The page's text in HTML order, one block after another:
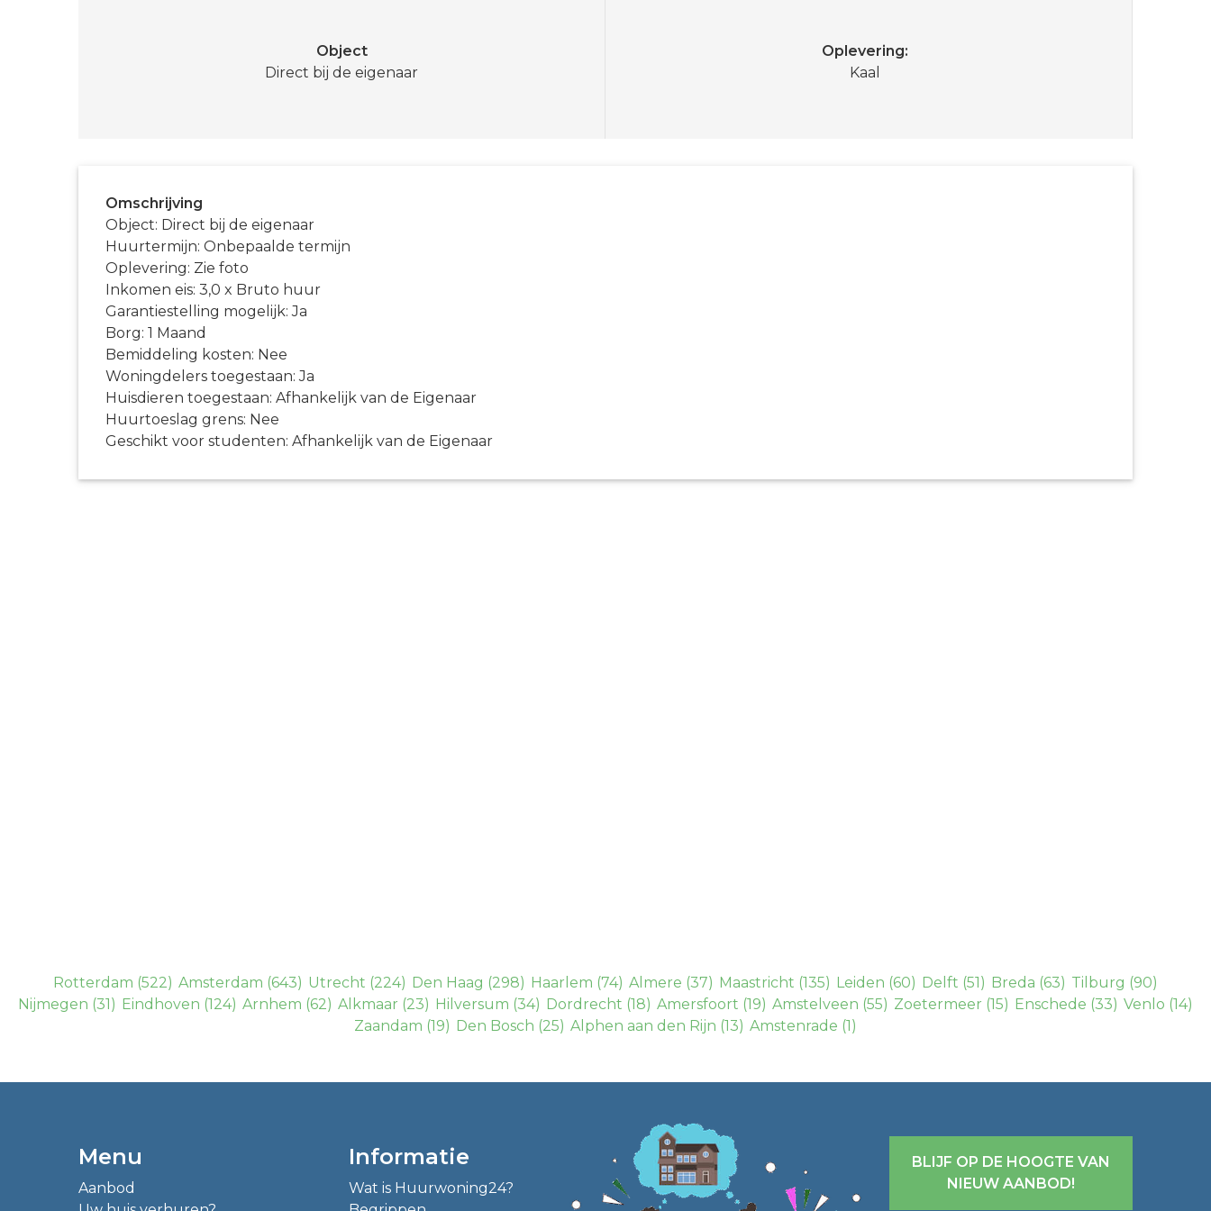
Object
Direct bij de eigenaar
Oplevering
Kaal
Omschrijving
Object: Direct bij de eigenaar
Huurtermijn: Onbepaalde termijn
Oplevering: Zie foto
Inkomen eis: 3,0 x Bruto huur
Garantiestelling mogelijk: Ja
Borg: 1 Maand
Bemiddeling kosten: Nee
Woningdelers toegestaan: Ja
Huisdieren toegestaan: Afhankelijk van de Eigenaar
Huurtoeslag grens: Nee
Geschikt voor studenten: Afhankelijk van de Eigenaar
Rotterdam (522) Amsterdam (643) Utrecht (224) Den Haag (298) Haarlem (74) Almere (37) Maastricht (135) Leiden (60) Delft (51) Breda (63) Tilburg (90)
Nijmegen (31) Eindhoven (124) Arnhem (62) Alkmaar (23) Hilversum (34) Dordrecht (18) Amersfoort (19) Amstelveen (55) Zoetermeer (15) Enschede (33) Venlo (14)
Zaandam (19) Den Bosch (25) Alphen aan den Rijn (13) Amstenrade (1)
Menu
Aanbod
Informatie
Wat is Huurwoning24?
BLIJF OP DE HOOGTE VAN
NIEUW AANBOD!